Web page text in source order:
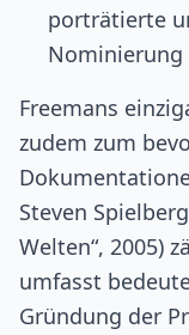
porträtierte
Nominierung
Freemans
zudem zum
Steven
Welten“, 2005)
umfasst
Gründung der